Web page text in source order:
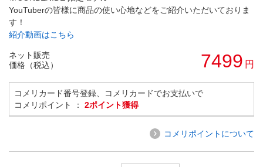
YouTuberの皆様に商品の使い心地などをご紹介いただいておりま
す！
紹介動画はこちら
ネット販売
価格（税込）
7499 円
コメリカード番号登録、コメリカードでお支払いで
コメリポイント ： 2ポイント獲得
コメリポイントについて